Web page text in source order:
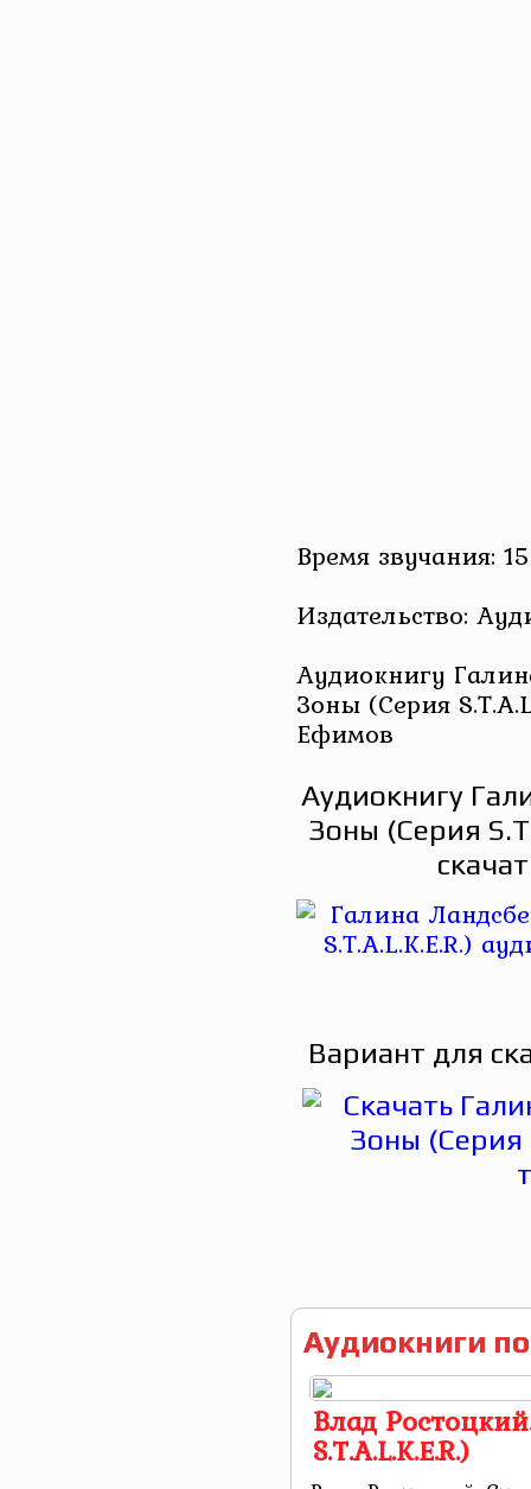
Время звучания:
Издательство:
Аудиокнигу
Зоны (Серия
Ефимов
Аудиокнигу
Зоны (Серия
Вариант для
Аудиокниги
Влад
S.T.A.L.K.E.R.)